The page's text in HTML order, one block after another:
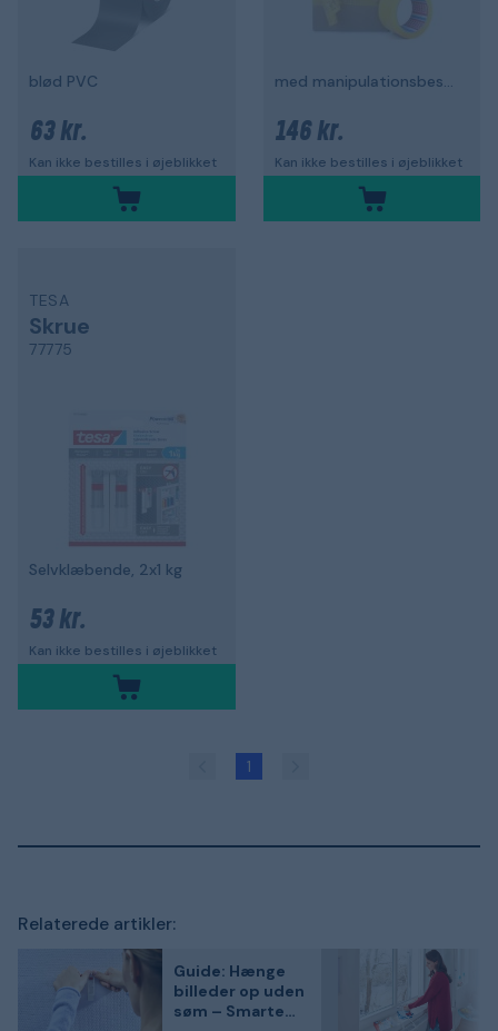
blød PVC
63 kr.
Kan ikke bestilles i øjeblikket
med manipulationsbeskyttelse, 50 m x 50 mm
146 kr.
Kan ikke bestilles i øjeblikket
TESA
Skrue
77775
Selvklæbende, 2x1 kg
53 kr.
Kan ikke bestilles i øjeblikket
1
Relaterede artikler:
Guide: Hænge
billeder op uden
søm – Smarte